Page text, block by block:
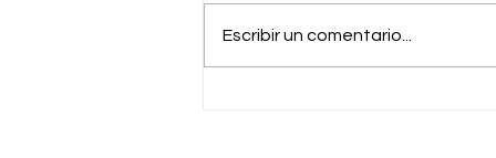
Escribir un comentario...